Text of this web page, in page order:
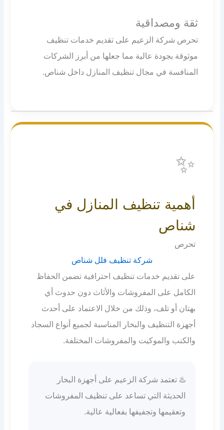
ثقة ومصداقية
تحرص شركة الزعيم على تقديم خدمات تنظيف
موثوقة بجودة عالية مما جعلها من أبرز الشركات
المنافسة في مجال تنظيف المنازل داخل شناص.
✨
أهمية تنظيف المنازل في
شناص
تحرص
شركة تنظيف فلل شناص
على تقديم خدمات تنظيف احترافية تضمن الحفاظ
الكامل على المفروشات والأثاث دون حدوث أي
بهتان أو تلف، وذلك من خلال الاعتماد على أحدث
أجهزة التنظيف والبخار المناسبة لجميع أنواع السجاد
والكنب والموكيت والمفروشات المختلفة.
♨️ تعتمد شركة الزعيم على أجهزة البخار
الحديثة التي تساعد على تنظيف المفروشات
وتعقيمها وتجفيفها بفعالية عالية.